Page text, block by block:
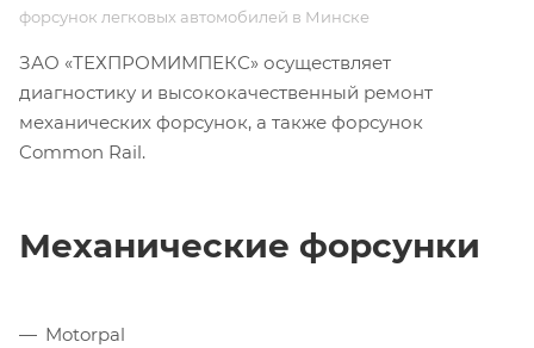
форсунок легковых автомобилей в Минске
ЗАО «ТЕХПРОМИМПЕКС» осуществляет
диагностику и высококачественный ремонт
механических форсунок, а также форсунок
Common Rail.
Механические форсунки
Motorpal